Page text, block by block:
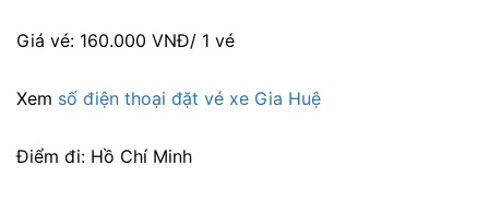
Giá vé: 160.000 VNĐ/ 1 vé
Xem số điện thoại đặt vé xe Gia Huệ
Điểm đi: Hồ Chí Minh